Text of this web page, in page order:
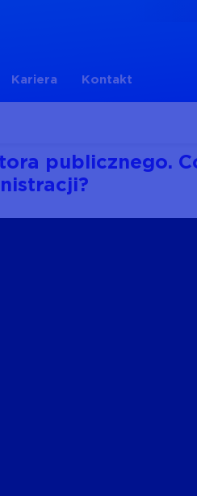
Kariera Kontakt
publicznego.